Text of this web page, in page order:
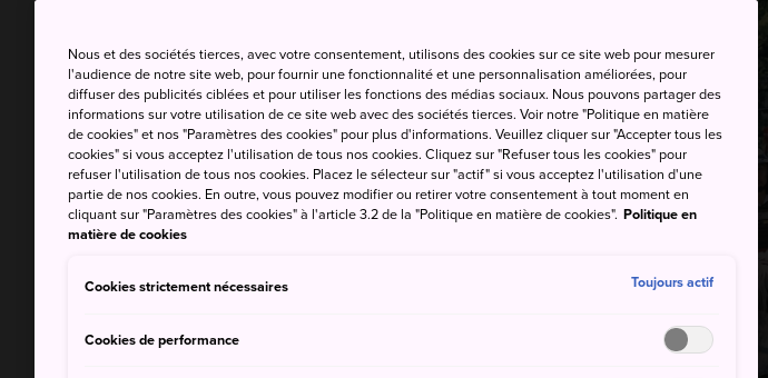
Nous et des sociétés tierces, avec votre consentement, utilisons des cookies sur ce site web pour mesurer
l'audience de notre site web, pour fournir une fonctionnalité et une personnalisation améliorées, pour
diffuser des publicités ciblées et pour utiliser les fonctions des médias sociaux. Nous pouvons partager des
informations sur votre utilisation de ce site web avec des sociétés tierces. Voir notre "Politique en matière
de cookies" et nos "Paramètres des cookies" pour plus d'informations. Veuillez cliquer sur "Accepter tous les
cookies" si vous acceptez l'utilisation de tous nos cookies. Cliquez sur "Refuser tous les cookies" pour
refuser l'utilisation de tous nos cookies. Placez le sélecteur sur "actif" si vous acceptez l'utilisation d'une
partie de nos cookies. En outre, vous pouvez modifier ou retirer votre consentement à tout moment en
cliquant sur "Paramètres des cookies" à l'article 3.2 de la "Politique en matière de cookies". Politique en
matière de cookies
Cookies strictement nécessaires Toujours actif
Cookies de performance